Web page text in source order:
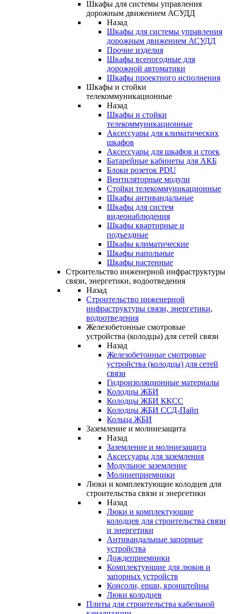
Шкафы для системы управления
дорожным движением АСУДД
Назад
Шкафы для системы управления
дорожным движением АСУДД
Прочие изделия
Шкафы всепогодные для
дорожной автоматики
Шкафы проектного исполнения
Шкафы и стойки
телекоммуникационные
Назад
Шкафы и стойки
телекоммуникационные
Аксессуары для климатических
шкафов
Аксессуары для шкафов и стоек
Батарейные кабинеты для АКБ
Блоки розеток PDU
Вентиляторные модули
Стойки телекоммуникационные
Шкафы антивандальные
Шкафы для систем
видеонаблюдения
Шкафы квартирные и
подъездные
Шкафы климатические
Шкафы напольные
Шкафы настенные
Строительство инженерной инфраструктуры
связи, энергетики, водоотведения
Назад
Строительство инженерной
инфраструктуры связи, энергетики,
водоотведения
Железобетонные смотровые
устройства (колодцы) для сетей связи
Назад
Железобетонные смотровые
устройства (колодцы) для сетей
связи
Гидроизоляционные материалы
Колодцы ЖБИ
Колодцы ЖБИ ККСС
Колодцы ЖБИ ССД-Пайп
Кольца ЖБИ
Заземление и молниезащита
Назад
Заземление и молниезащита
Аксессуары для заземления
Модульное заземление
Молниеприемники
Люки и комплектующие колодцев для
строительства связи и энергетики
Назад
Люки и комплектующие
колодцев для строительства связи
и энергетики
Антивандальные запорные
устройства
Дождеприемники
Комплектующие для люков и
запорных устройств
Консоли, ерши, кронштейны
Люки колодцев
Плиты для строительства кабельной